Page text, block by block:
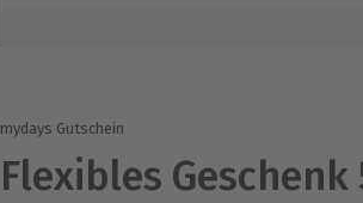
mydays Gutschein
Flexibles Geschenk